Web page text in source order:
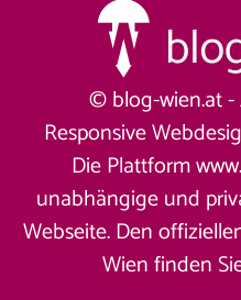
© blog-wien.at -
Responsive
Die Plattform
unabhängige und
Webseite. Den
Wien finden